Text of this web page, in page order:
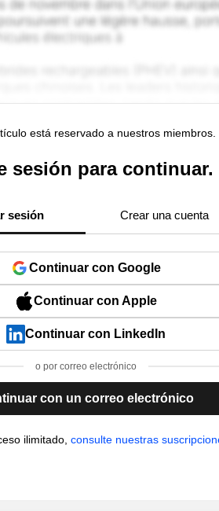
está reservado a nuestros miembros.
sesión para continuar.
sesión Crear una cuenta
Continuar con Google
Continuar con Apple
Continuar con LinkedIn
o por correo electrónico
con un correo electrónico
ilimitado, consulte nuestras